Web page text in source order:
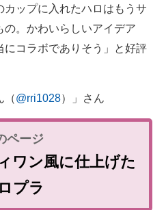
ップに入れたハロはもうサ
。かわいらしいアイデア
にコラボでありそう」と好評
（@rri1028）」さん
ワン風に仕上げた
プラ